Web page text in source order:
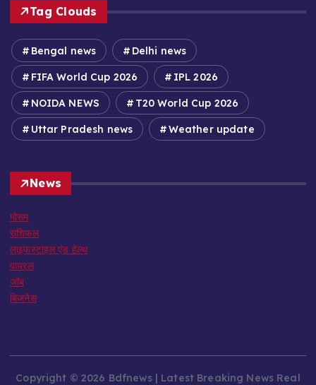
Tag Clouds
Bengal news Delhi news
FIFA World Cup 2026 IPL 2026
NOIDA NEWS T20 World Cup 2026
Uttar Pradesh news Weather update
News
मौसम
राशिफल
लाइफस्टाइल एंड हेल्थ
वायरल
जॉब
बिजनेस
Copyright © 2026 Bdfnews | Latest Breaking News Real